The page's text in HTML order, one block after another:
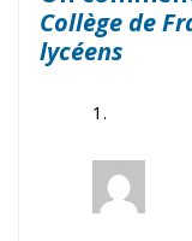
Collège de
lycéens